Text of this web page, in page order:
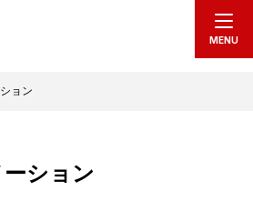
MENU
ション
ョン